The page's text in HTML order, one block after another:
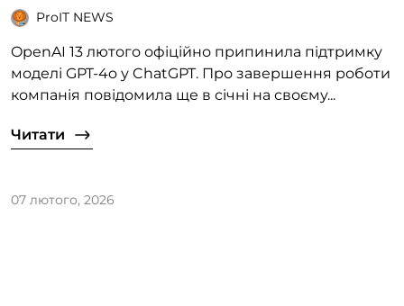
ProIT NEWS
OpenAI 13 лютого офіційно припинила підтримку
моделі GPT-4o у ChatGPT. Про завершення роботи
компанія повідомила ще в січні на своєму...
Читати
07 лютого, 2026